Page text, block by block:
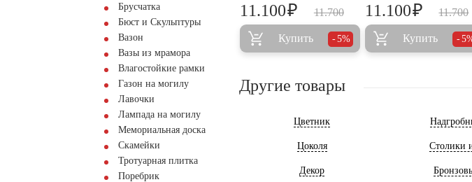
Брусчатка
Бюст и Скульптуры
Вазон
Вазы из мрамора
Влагостойкие рамки
Газон на могилу
Лавочки
Лампада на могилу
Мемориальная доска
Скамейки
Тротуарная плитка
Поребрик
11.700
11.100₽
Купить 5%
11.700
11.100₽
Купить
Другие товары
Цветник
Цоколя Столики
Декор